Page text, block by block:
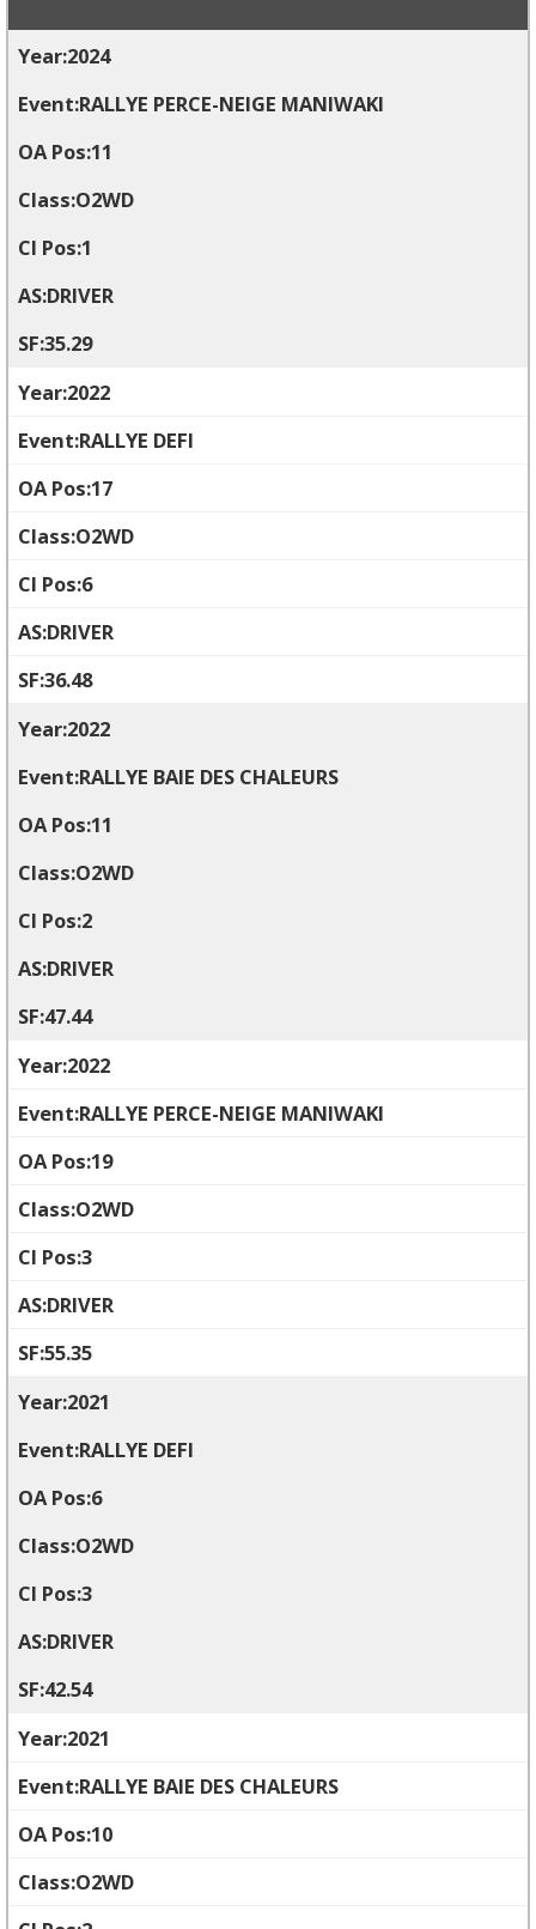
2024
RALLYE PERCE-NEIGE MANIWAKI
11
O2WD
1
DRIVER
35.29
2022
RALLYE DEFI
17
O2WD
6
DRIVER
36.48
2022
RALLYE BAIE DES CHALEURS
11
O2WD
2
DRIVER
47.44
2022
RALLYE PERCE-NEIGE MANIWAKI
19
O2WD
3
DRIVER
55.35
2021
RALLYE DEFI
6
O2WD
3
DRIVER
42.54
2021
RALLYE BAIE DES CHALEURS
10
O2WD